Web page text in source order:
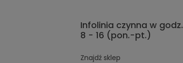
Infolinia czynna w godz.
8 - 16 (pon.-pt.)
Znajdź sklep